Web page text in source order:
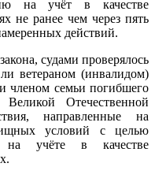
на учёт в качестве
не ранее чем через пять
действий.
судами проверялось
ли ветераном (инвалидом)
членом семьи погибшего
Отечественной
направленные на
условий с целью
на учёте в качестве